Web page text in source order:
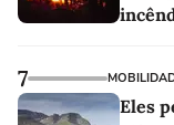
7
Eles